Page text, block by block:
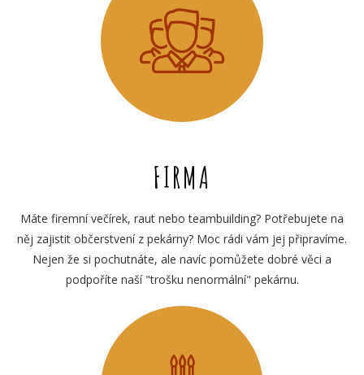
FIRMA
Máte firemní večírek, raut nebo teambuilding? Potřebujete na
něj zajistit občerstvení z pekárny? Moc rádi vám jej připravíme.
Nejen že si pochutnáte, ale navíc pomůžete dobré věci a
podpoříte naší "trošku nenormální" pekárnu.